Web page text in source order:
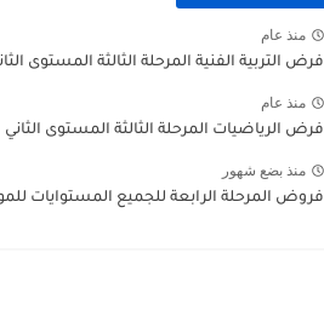
منذ عام
فرض التربية الفنية المرحلة الثالثة المستوى
منذ عام
فرض الرياضيات المرحلة الثالثة المستوى الثاني
منذ بضع شهور
فروض المرحلة الرابعة للجميع المستوايات للموسم